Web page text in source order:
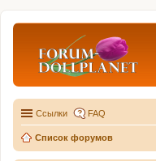
Ссылки FAQ
Список форумов